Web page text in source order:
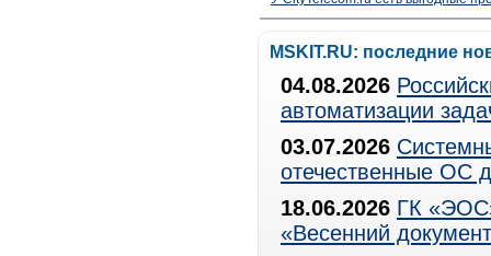
MSKIT.RU: последние
04.08.2026
автоматизации
03.07.2026
отечественные ОС
18.06.2026 ГК
«Весенний